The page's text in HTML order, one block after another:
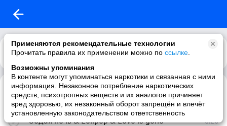
Применяются рекомендательные технологии
Прочитать правила их применении можно по ссылке
Возможны упоминания
В контенте могут упоминаться наркотики и связанная с ними
информация. Незаконное потребление наркотических
средств, психотропных веществ и их аналогов причиняет
вред здоровью, их незаконный оборот запрещён и влечёт
установленную законодательством ответственность
Каталог Рекомендации
Седая Ночь vs Lolipop vs Love
Mr. DYF
Cедая ночь & Lolipop & Love is gone
5:20